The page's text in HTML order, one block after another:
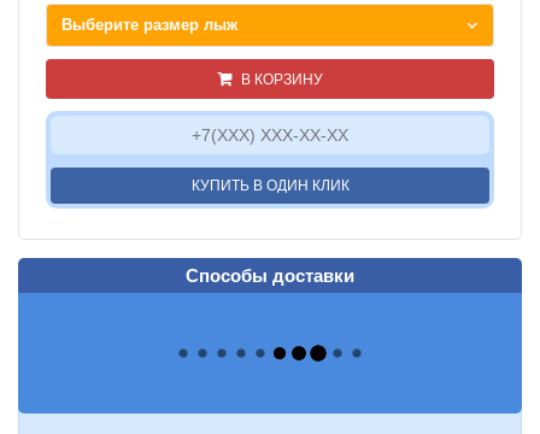
Выберите размер лыж
В КОРЗИНУ
КУПИТЬ В ОДИН КЛИК
Способы доставки